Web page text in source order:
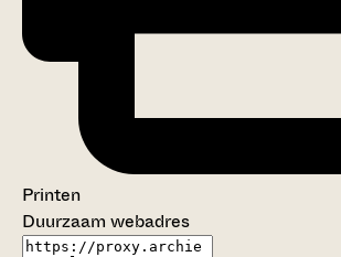
Printen
Duurzaam webadres